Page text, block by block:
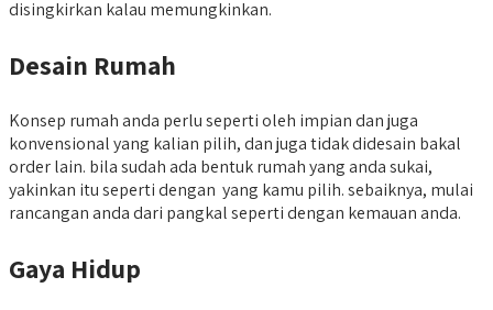
disingkirkan kalau memungkinkan.
Desain Rumah
Konsep rumah anda perlu seperti oleh impian dan juga
konvensional yang kalian pilih, dan juga tidak didesain bakal
order lain. bila sudah ada bentuk rumah yang anda sukai,
yakinkan itu seperti dengan yang kamu pilih. sebaiknya, mulai
rancangan anda dari pangkal seperti dengan kemauan anda.
Gaya Hidup